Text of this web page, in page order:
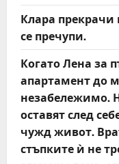
Клара прекрачи
се пречупи.
Когато Лена за
апартамент до
незабележимо.
оставят след
чужд живот.
стъпките ѝ не